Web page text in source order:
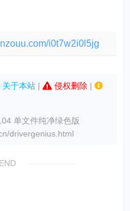
i0t7w2i0l5jg
关于本站 | 侵权删除 |
单文件纯净绿色版
drivergenius.html